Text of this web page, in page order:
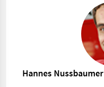
Hannes Nussbaumer